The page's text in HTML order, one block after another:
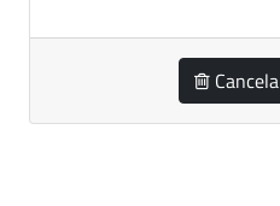
Cancela